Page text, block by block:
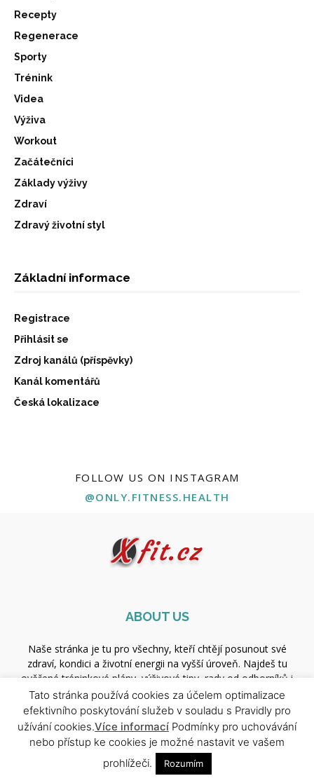
Recepty
Regenerace
Sporty
Trénink
Videa
Výživa
Workout
Začátečníci
Základy výživy
Zdraví
Zdravý životní styl
Základní informace
Registrace
Přihlásit se
Zdroj kanálů (příspěvky)
Kanál komentářů
Česká lokalizace
FOLLOW US ON INSTAGRAM
@ONLY.FITNESS.HEALTH
ABOUT US
Naše stránka je tu pro všechny, kteří chtějí posunout své
zdraví, kondici a životní energii na vyšší úroveň. Najdeš tu
ověřené tréninkové plány, výživové tipy, rady od odborníků i
motivaci pro každý den. Ať už začínáš, nebo jsi profík — jsi tu
správně.
Contact us:xfit.redakce@gmail.com
Tato stránka používá cookies za účelem optimalizace
efektivního poskytování služeb v souladu s Pravidly pro
užívání cookies.Více informací Podmínky pro uchovávání
nebo přístup ke cookies je možné nastavit ve vašem
prohlížeči.
Rozumím